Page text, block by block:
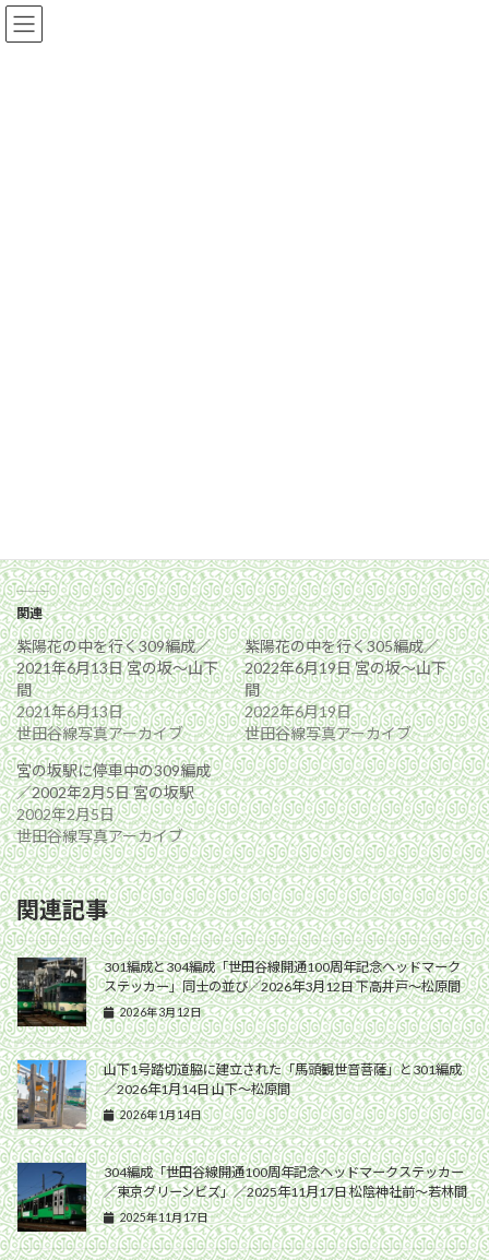
コ
ン
ナ
ビ
関連
紫陽花の中を行く309編成／
2021年6月13日 宮の坂〜山下
間
2021年6月13日
世田谷線写真アーカイブ
紫陽花の中を行く305編成／
2022年6月19日 宮の坂〜山下
間
2022年6月19日
世田谷線写真アーカイブ
宮の坂駅に停車中の309編成
／2002年2月5日 宮の坂駅
2002年2月5日
世田谷線写真アーカイブ
関連記事
301編成と304編成「世田谷線開通100周年記念ヘッドマーク
ステッカー」同士の並び／2026年3月12日 下高井戸〜松原間
2026年3月12日
山下1号踏切道脇に建立された「馬頭観世音菩薩」と301編成
／2026年1月14日 山下〜松原間
2026年1月14日
304編成「世田谷線開通100周年記念ヘッドマークステッカー
／東京グリーンビズ」／2025年11月17日 松陰神社前〜若林間
2025年11月17日